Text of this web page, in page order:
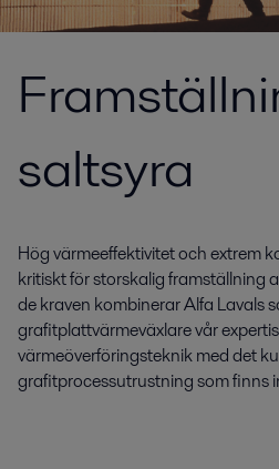
saltsyra
Hög värmeeffektivitet och extrem
kritiskt för storskalig framställning
de kraven kombinerar Alfa Lavals
grafitplattvärmeväxlare vår
värmeöverföringsteknik med det
grafitprocessutrustning som finns